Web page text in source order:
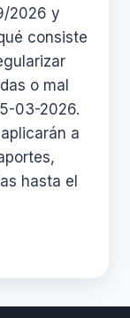
2026 y
consiste
o mal
03-2026.
a
hasta el